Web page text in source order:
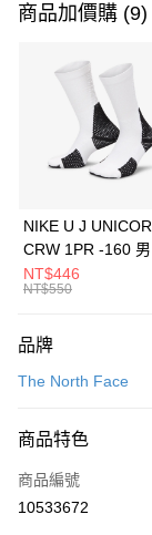
信用卡一次付款
3 期 0 利率 每
合作金庫商業銀行
華南商業銀行
上海商業儲蓄銀行
元大商業銀行
台灣樂天信用卡公
Apple Pay
全盈+PAY
AFTEE先享後付
【關於「AFTEE先享
便利好安心！
３．安心：先確認商
【「AFTEE先享後付
１．於結帳方式選擇
運送方式
每筆NT$100，滿
宅配
每筆NT$100，滿
商品加價購 (9)
NIKE U J
CRW 1PR -160 男
中統襪 FZ3393100
NT$446
NT$550
品牌
The North Face
商品特色
商品編號
10533672